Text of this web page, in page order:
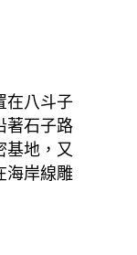
在八斗子
著石子路
基地，又
海岸線雕